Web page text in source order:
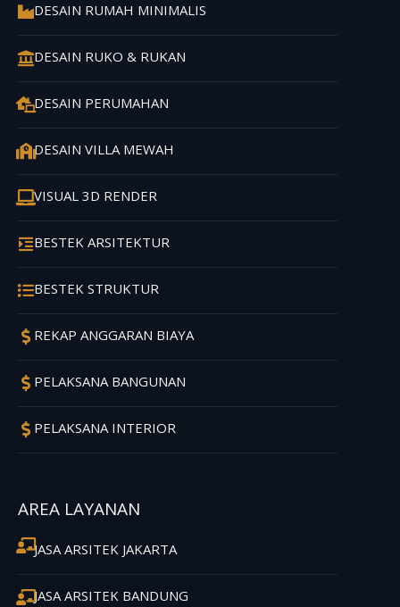
DESAIN RUMAH MINIMALIS
DESAIN RUKO & RUKAN
DESAIN PERUMAHAN
DESAIN VILLA MEWAH
VISUAL 3D RENDER
BESTEK ARSITEKTUR
BESTEK STRUKTUR
REKAP ANGGARAN BIAYA
PELAKSANA BANGUNAN
PELAKSANA INTERIOR
AREA LAYANAN
JASA ARSITEK JAKARTA
JASA ARSITEK BANDUNG